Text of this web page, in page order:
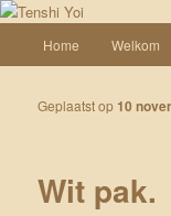
Spring naar de primaire
Tenshi Yoi
Een weblog over
Home Welkom
Wit pak.
Geplaatst op 10